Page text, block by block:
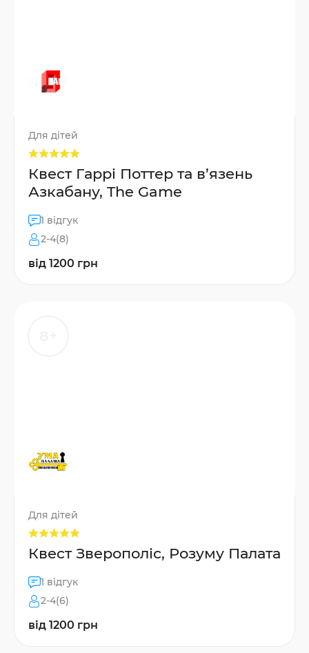
Для дітей
Квест Гаррі Поттер та в’язень
Азкабану, The Game
1 відгук
2-4(8)
від 1200 грн
Для дітей
Квест Зверополіс, Розуму Палата
1 відгук
2-4(6)
від 1200 грн